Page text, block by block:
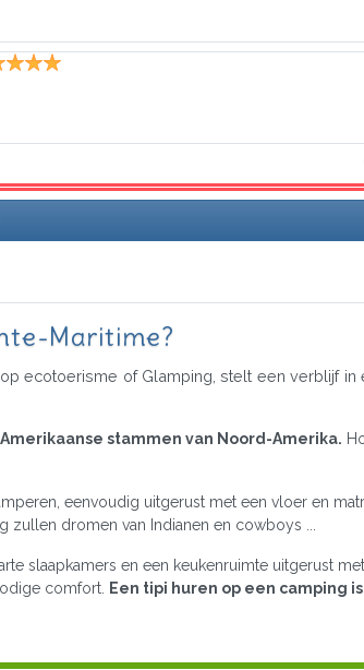
Maritime?
ecotoerisme of Glamping, stelt een verblijf
stammen van Noord-Amerika.
eenvoudig uitgerust met een vloer en
dromen van Indianen en cowboys ...
slaapkamers en een keukenruimte uitgerust
comfort. Een tipi huren op een camping